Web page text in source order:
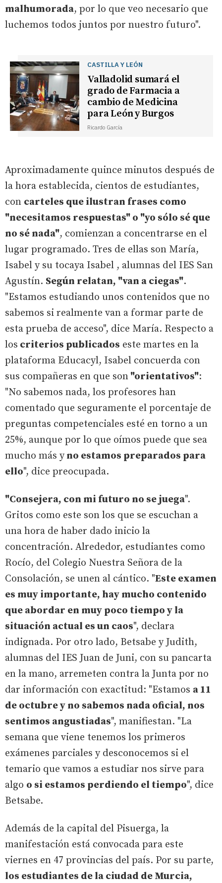
malhumorada, por lo que veo necesario que
luchemos todos juntos por nuestro futuro".
CASTILLA Y LEÓN
Valladolid sumará el
grado de Farmacia a
cambio de Medicina
para León y Burgos
Ricardo García
Aproximadamente quince minutos después de
la hora establecida, cientos de estudiantes,
con carteles que ilustran frases como
"necesitamos respuestas" o "yo sólo sé que
no sé nada", comienzan a concentrarse en el
lugar programado. Tres de ellas son María,
Isabel y su tocaya Isabel , alumnas del IES San
Agustín. Según relatan, "van a ciegas".
"Estamos estudiando unos contenidos que no
sabemos si realmente van a formar parte de
esta prueba de acceso", dice María. Respecto a
los criterios publicados este martes en la
plataforma Educacyl, Isabel concuerda con
sus compañeras en que son "orientativos":
"No sabemos nada, los profesores han
comentado que seguramente el porcentaje de
preguntas competenciales esté en torno a un
25%, aunque por lo que oímos puede que sea
mucho más yno estamos preparados para
ello", dice preocupada.
"Consejera, con mi futuro no se juega".
Gritos como este son los que se escuchan a
una hora de haber dado inicio la
concentración. Alrededor, estudiantes como
Rocío, del Colegio Nuestra Señora de la
Consolación, se unen al cántico. "Este examen
es muy importante, hay mucho contenido
que abordar en muy poco tiempo y la
situación actual es un caos", declara
indignada. Por otro lado, Betsabe y Judith,
alumnas del IES Juan de Juni, con su pancarta
en la mano, arremeten contra la Junta por no
dar información con exactitud: "Estamos a 11
de octubre y no sabemos nada oficial, nos
sentimos angustiadas", manifiestan. "La
semana que viene tenemos los primeros
exámenes parciales y desconocemos si el
temario que vamos a estudiar nos sirve para
algo o si estamos perdiendo el tiempo", dice
Betsabe.
Además de la capital del Pisuerga, la
manifestación está convocada para este
viernes en 47 provincias del país. Por su parte,
los estudiantes de la ciudad de Murcia,